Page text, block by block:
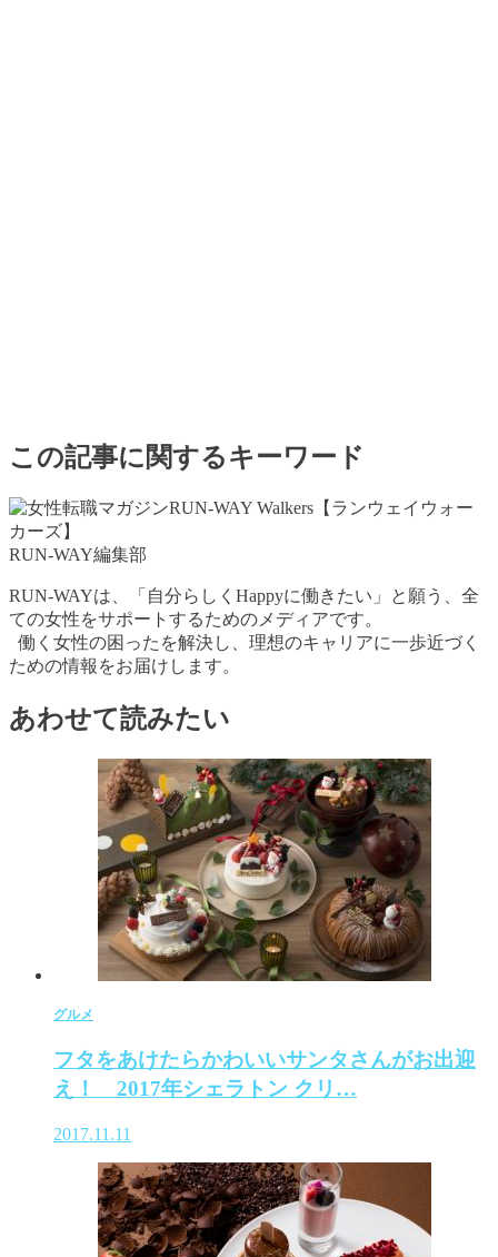
この記事に関するキーワード
RUN-WAY編集部
RUN-WAYは、「自分らしくHappyに働きたい」と願う、全
ての女性をサポートするためのメディアです。
働く女性の困ったを解決し、理想のキャリアに一歩近づく
ための情報をお届けします。
あわせて読みたい
グルメ
フタをあけたらかわいいサンタさんがお出迎
え！ 2017年シェラトン クリ…
2017.11.11